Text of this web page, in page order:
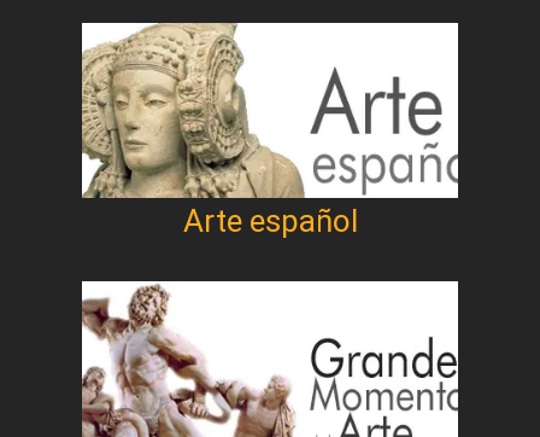
Arte español